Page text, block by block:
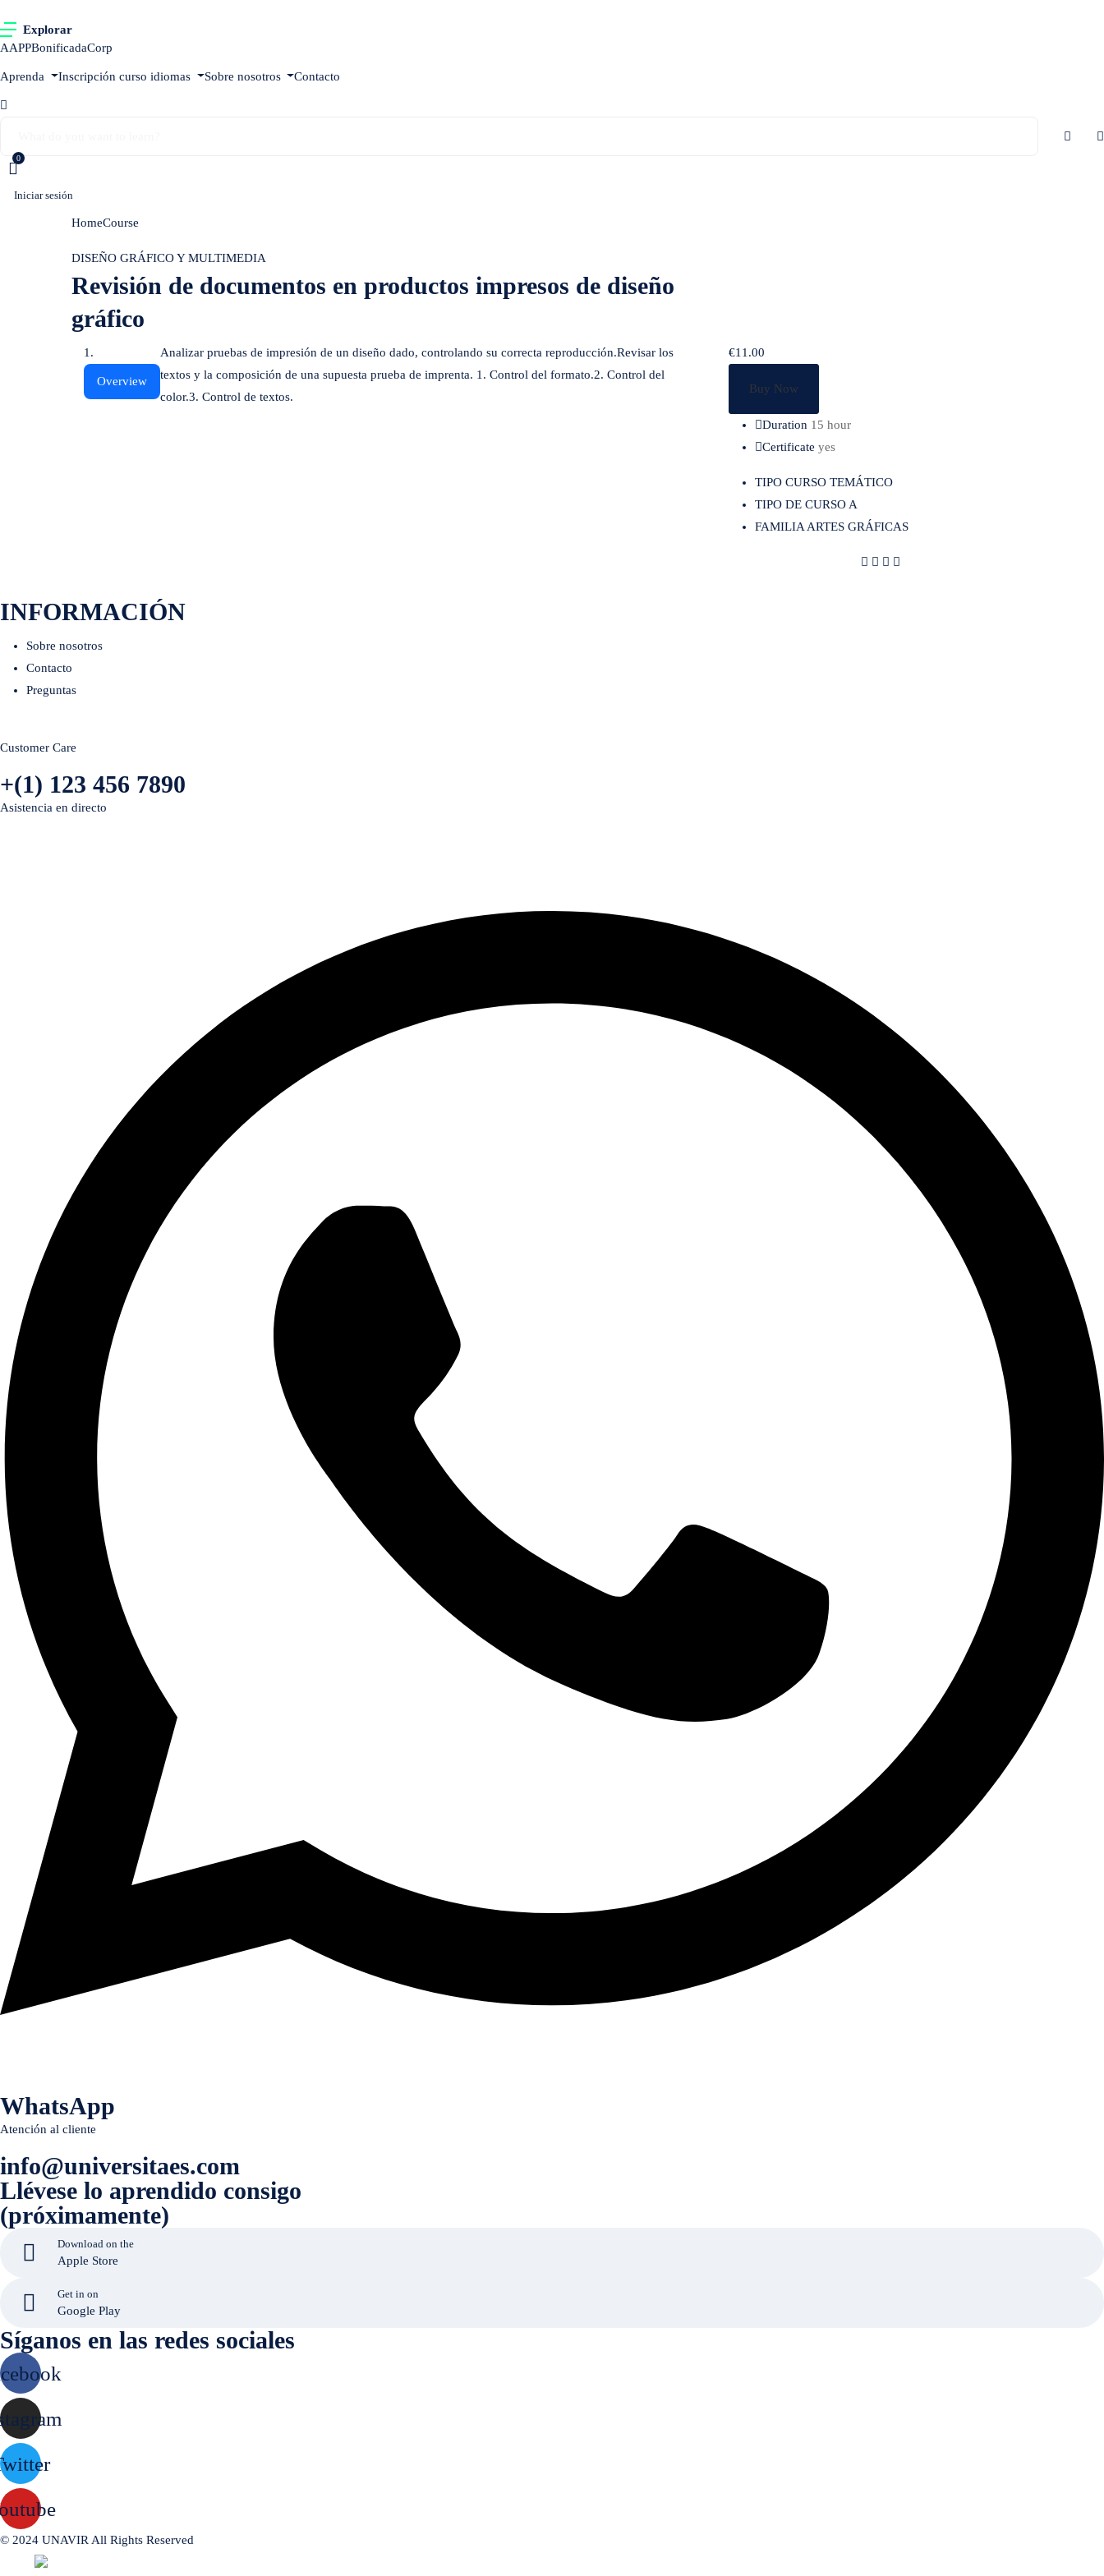
Explorar
AAPPBonificadaCorp
Aprenda Inscripción curso idiomas Sobre nosotros Contacto
0
Iniciar sesión
HomeCourse
DISEÑO GRÁFICO Y MULTIMEDIA
Revisión de documentos en productos impresos de diseño
gráfico
Overview
Analizar pruebas de impresión de un diseño dado, controlando su correcta reproducción.Revisar los
textos y la composición de una supuesta prueba de imprenta. 1. Control del formato.2. Control del
color.3. Control de textos.
€11.00
Buy Now
Duration 15 hour
Certificate yes
TIPO CURSO TEMÁTICO
TIPO DE CURSO A
FAMILIA ARTES GRÁFICAS
INFORMACIÓN
Sobre nosotros
Contacto
Preguntas
Customer Care
+(1) 123 456 7890
Asistencia en directo
WhatsApp
Atención al cliente
info@universitaes.com
Llévese lo aprendido consigo
(próximamente)
Download on the
Apple Store
Get in on
Google Play
Síganos en las redes sociales
© 2024 UNAVIR All Rights Reserved